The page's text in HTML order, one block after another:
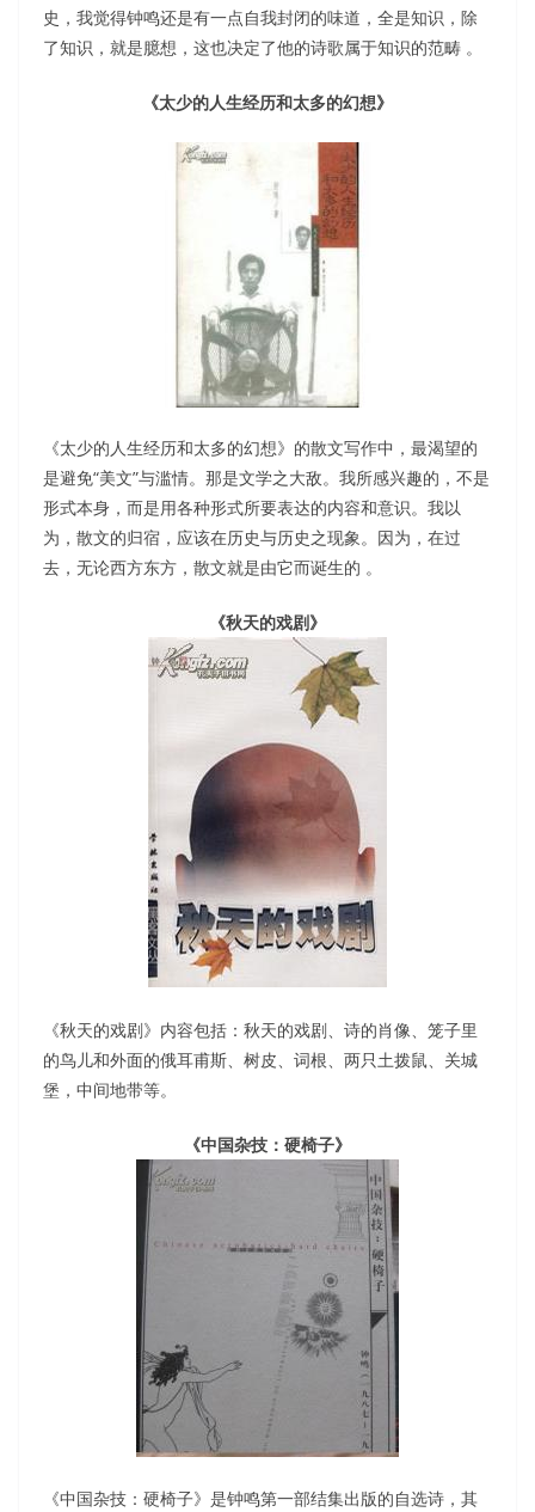
史，我觉得钟鸣还是有一点自我封闭的味道，全是知识，除
了知识，就是臆想，这也决定了他的诗歌属于知识的范畴 。
《太少的人生经历和太多的幻想》
《太少的人生经历和太多的幻想》的散文写作中，最渴望的
是避免“美文”与滥情。那是文学之大敌。我所感兴趣的，不是
形式本身，而是用各种形式所要表达的内容和意识。我以
为，散文的归宿，应该在历史与历史之现象。因为，在过
去，无论西方东方，散文就是由它而诞生的 。
《秋天的戏剧》
《秋天的戏剧》内容包括：秋天的戏剧、诗的肖像、笼子里
的鸟儿和外面的俄耳甫斯、树皮、词根、两只土拨鼠、关城
堡，中间地带等。
《中国杂技：硬椅子》
《中国杂技：硬椅子》是钟鸣第一部结集出版的自选诗，其